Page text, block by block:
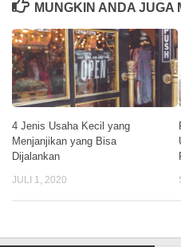
MUNGKIN ANDA JUGA
4 Jenis Usaha Kecil yang
Menjanjikan yang Bisa
Dijalankan
JULI 1, 2020